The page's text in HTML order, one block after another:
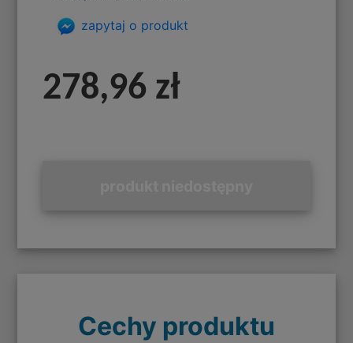
zapytaj o produkt
278,96 zł
Cechy produktu